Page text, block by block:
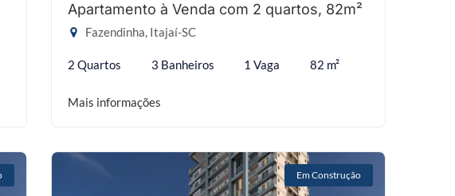
Apartamento à Venda com 2 quartos, 82m²
Fazendinha, Itajaí-SC
2 Quartos 3 Banheiros 1 Vaga 82 m²
Mais informações
Em Construção